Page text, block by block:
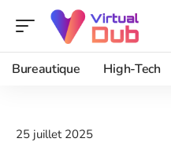
Bureautique High-Tech
25 juillet 2025